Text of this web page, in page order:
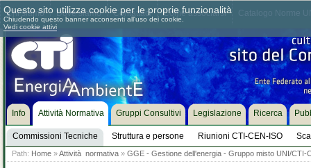
Chi siamo Dove siamo Contattaci Come associarsi
Info Attività Normativa
Commissioni Tecniche Struttura e persone Riunioni CTI-CEN-ISO
Gruppi Consultivi Legislazione Ricerca
Path: Home »Attività normativa » GGE - Gestione dell'energia - Gruppo misto UNI/CTI-
Questo sito utilizza cookie per le proprie funzionalità
Chiudendo questo banner acconsenti all'uso dei cookie.
Vedi cookie attivi